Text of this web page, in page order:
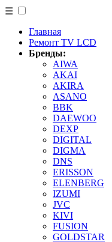
☰
Главная
Ремонт TV LCD
Бренды:
AIWA
AKAI
AKIRA
ASANO
BBK
DAEWOO
DEXP
DIGITAL
DIGMA
DNS
ERISSON
ELENBERG
IZUMI
JVC
KIVI
FUSION
GOLDSTAR